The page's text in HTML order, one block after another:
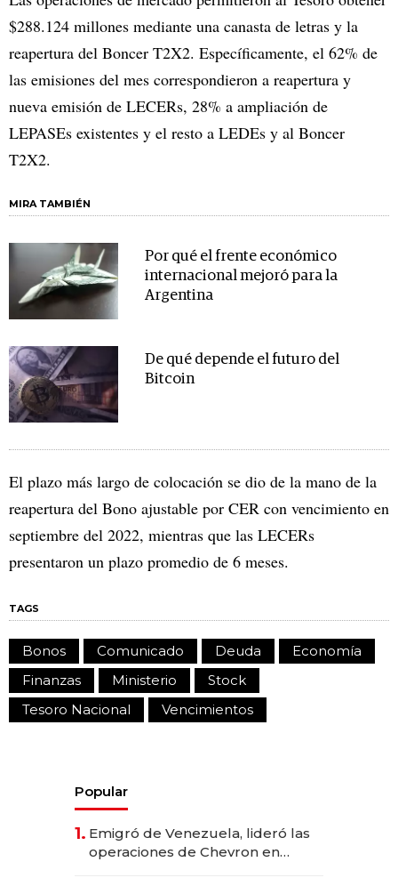
$288.124 millones mediante una canasta de letras y la
reapertura del Boncer T2X2. Específicamente, el 62% de
las emisiones del mes correspondieron a reapertura y
nueva emisión de LECERs, 28% a ampliación de
LEPASEs existentes y el resto a LEDEs y al Boncer
T2X2.
MIRA TAMBIÉN
Por qué el frente económico
internacional mejoró para la
Argentina
De qué depende el futuro del
Bitcoin
El plazo más largo de colocación se dio de la mano de la
reapertura del Bono ajustable por CER con vencimiento en
septiembre del 2022, mientras que las LECERs
presentaron un plazo promedio de 6 meses.
TAGS
Bonos Comunicado Deuda
Economía
Finanzas
Ministerio
Stock
Tesoro Nacional
Vencimientos
Popular
1. Emigró de Venezuela, lideró las
operaciones de Chevron en